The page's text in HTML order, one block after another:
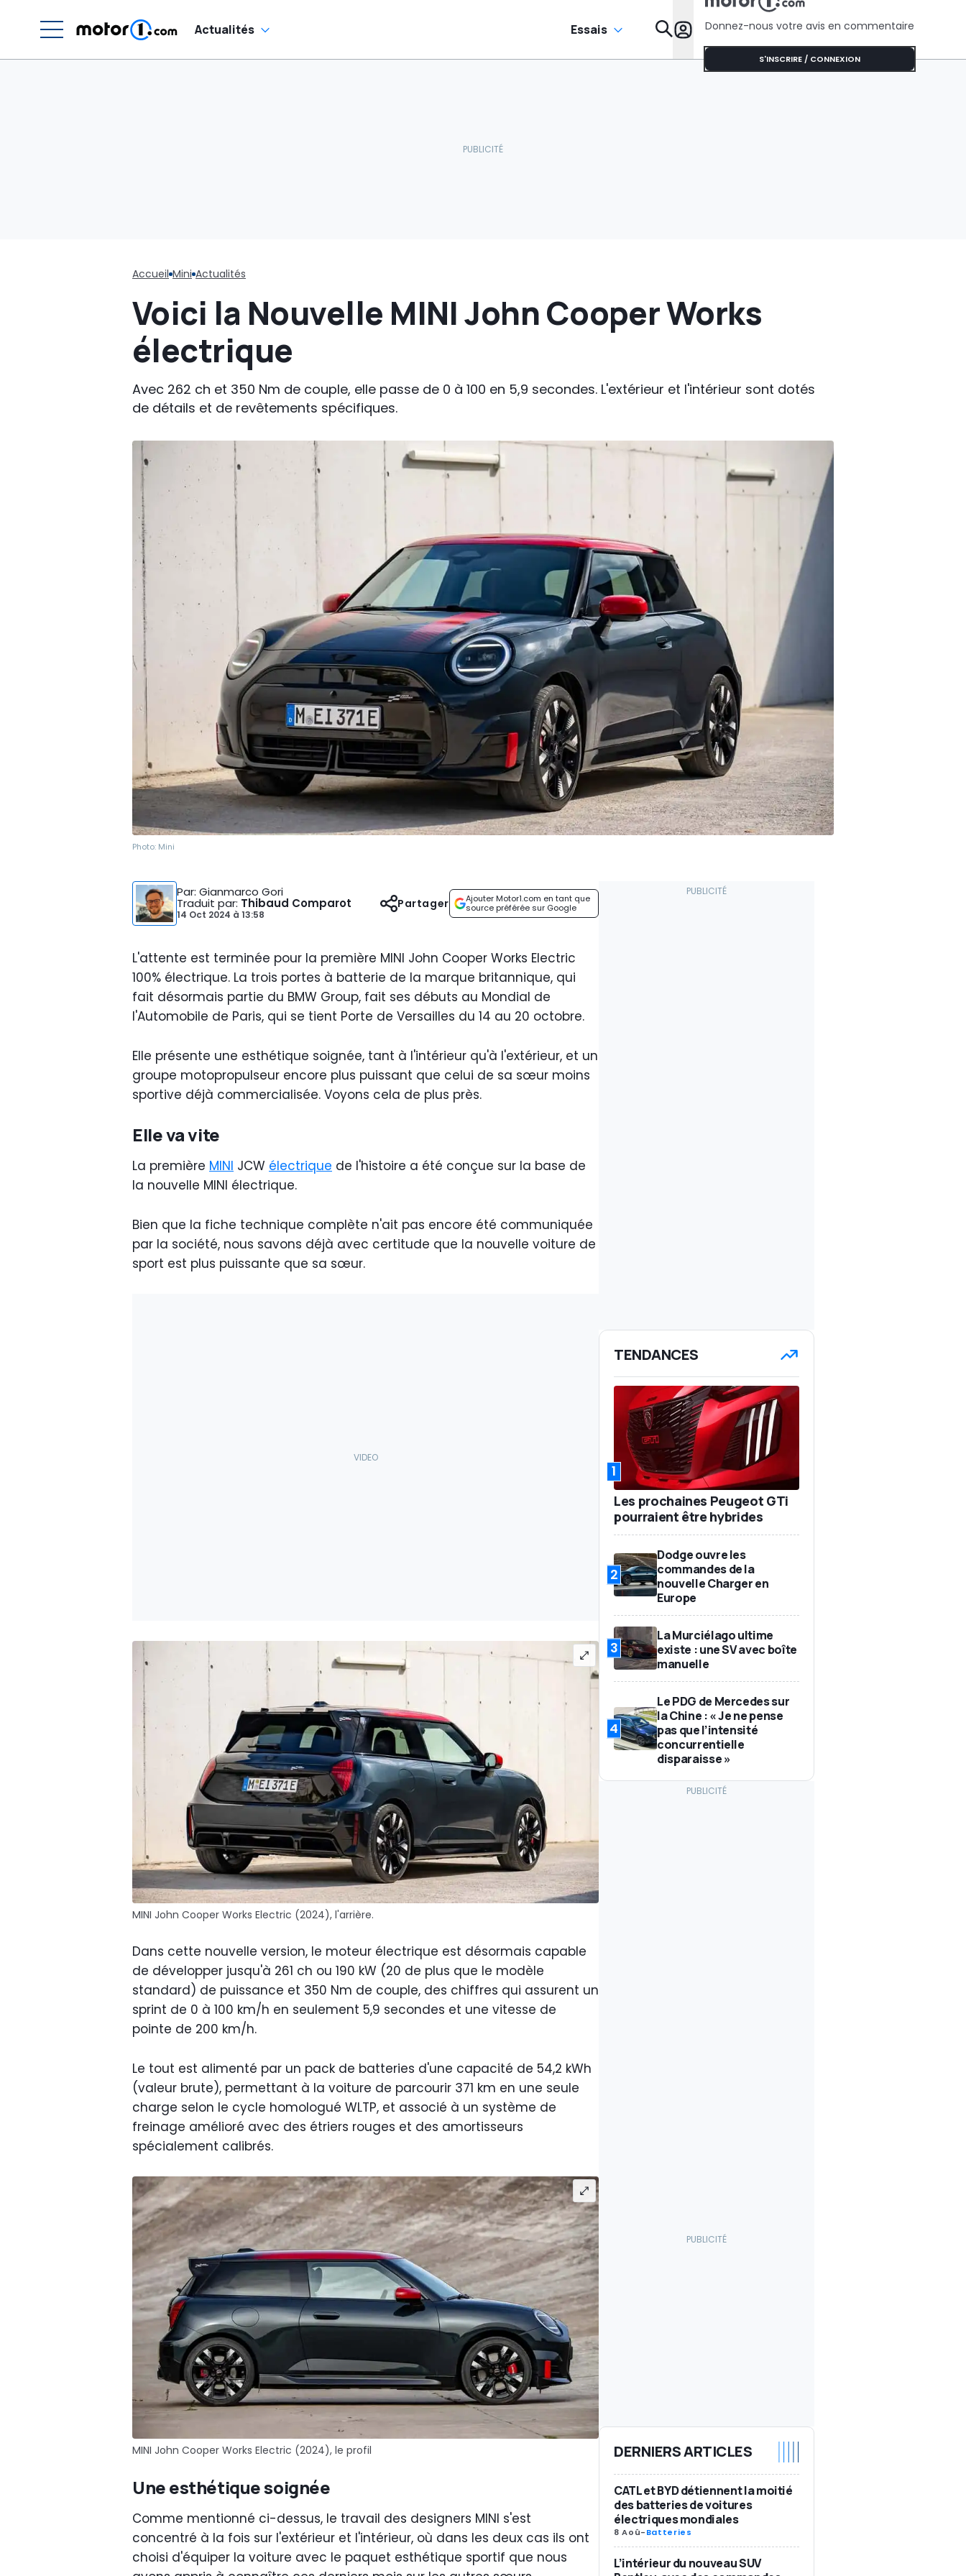
Actualités Essais Donnez-nous votre avis en commentaire
S'INSCRIRE / CONNEXION
Accueil Mini Actualités
Voici la Nouvelle MINI John Cooper Works
électrique
Avec 262 ch et 350 Nm de couple, elle passe de 0 à 100 en 5,9 secondes. L'extérieur et l'intérieur sont dotés
de détails et de revêtements spécifiques.
Photo: Mini
Par: Gianmarco Gori
Traduit par: Thibaud Comparot
14 Oct 2024 à 13:58
Ajouter Motor1.com en tant que
source préférée sur Google
Partager
L'attente est terminée pour la première MINI John Cooper Works Electric
100% électrique. La trois portes à batterie de la marque britannique, qui
fait désormais partie du BMW Group, fait ses débuts au Mondial de
l'Automobile de Paris, qui se tient Porte de Versailles du 14 au 20 octobre.
Elle présente une esthétique soignée, tant à l'intérieur qu'à l'extérieur, et un
groupe motopropulseur encore plus puissant que celui de sa sœur moins
sportive déjà commercialisée. Voyons cela de plus près.
Elle va vite
La première MINI JCW électrique de l'histoire a été conçue sur la base de
la nouvelle MINI électrique.
Bien que la fiche technique complète n'ait pas encore été communiquée
par la société, nous savons déjà avec certitude que la nouvelle voiture de
sport est plus puissante que sa sœur.
MINI John Cooper Works Electric (2024), l'arrière.
Dans cette nouvelle version, le moteur électrique est désormais capable
de développer jusqu'à 261 ch ou 190 kW (20 de plus que le modèle
standard) de puissance et 350 Nm de couple, des chiffres qui assurent un
sprint de 0 à 100 km/h en seulement 5,9 secondes et une vitesse de
pointe de 200 km/h.
Le tout est alimenté par un pack de batteries d'une capacité de 54,2 kWh
(valeur brute), permettant à la voiture de parcourir 371 km en une seule
charge selon le cycle homologué WLTP, et associé à un système de
freinage amélioré avec des étriers rouges et des amortisseurs
spécialement calibrés.
MINI John Cooper Works Electric (2024), le profil
Une esthétique soignée
Comme mentionné ci-dessus, le travail des designers MINI s'est
concentré à la fois sur l'extérieur et l'intérieur, où dans les deux cas ils ont
choisi d'équiper la voiture avec le paquet esthétique sportif que nous
TENDANCES
1
Les prochaines Peugeot GTi
pourraient être hybrides
2
Dodge ouvre les
commandes de la
nouvelle Charger en
Europe
3
La Murciélago ultime
existe : une SV avec boîte
manuelle
4
Le PDG de Mercedes sur
la Chine : « Je ne pense
pas que l’intensité
concurrentielle
disparaisse »
DERNIERS ARTICLES
CATL et BYD détiennent la moitié
des batteries de voitures
électriques mondiales
8 Aoû-Batteries
L’intérieur du nouveau SUV